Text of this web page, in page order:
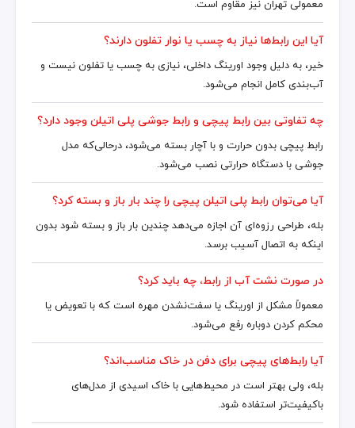
معمولی تهران نیز مقاوم است.
آیا این رابط‌ها نیاز به چسب یا نوار تفلون دارند؟
خیر، به دلیل وجود اورینگ داخلی، نیازی به چسب یا تفلون نیست و
آب‌بندی کامل انجام می‌شود.
چه تفاوتی بین رابط پیچی و رابط جوشی پلی اتیلن وجود دارد؟
رابط پیچی بدون حرارت و با آچار بسته می‌شود، درحالی‌که مدل
جوشی با دستگاه حرارتی نصب می‌شود.
آیا می‌توان رابط پلی اتیلن پیچی را چند بار باز و بسته کرد؟
بله، طراحی رزوه‌ای آن اجازه می‌دهد چندین بار باز و بسته شود بدون
اینکه به اتصال آسیب برسد.
در صورت نشت آب از رابط، چه باید کرد؟
معمولاً مشکل از اورینگ یا سفت‌نشدن مهره است که با تعویض یا
محکم کردن دوباره رفع می‌شود.
آیا رابط‌های پیچی برای دفن در خاک مناسب‌اند؟
بله، ولی بهتر است در محیط‌هایی با خاک اسیدی از مدل‌های
باکیفیت‌تر استفاده شود.